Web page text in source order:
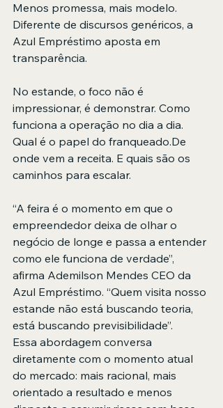
Menos promessa, mais modelo.
Diferente de discursos genéricos, a
Azul Empréstimo aposta em
transparência.
No estande, o foco não é
impressionar, é demonstrar. Como
funciona a operação no dia a dia.
Qual é o papel do franqueado.De
onde vem a receita. E quais são os
caminhos para escalar.
“A feira é o momento em que o
empreendedor deixa de olhar o
negócio de longe e passa a entender
como ele funciona de verdade”,
afirma Ademilson Mendes CEO da
Azul Empréstimo. “Quem visita nosso
estande não está buscando teoria,
está buscando previsibilidade”.
Essa abordagem conversa
diretamente com o momento atual
do mercado: mais racional, mais
orientado a resultado e menos